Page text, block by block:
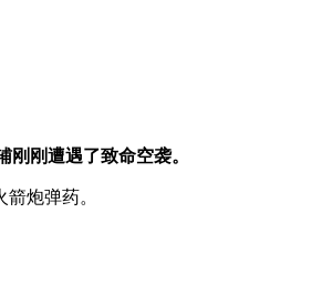
刚遭遇了致命空袭。
炮弹药。